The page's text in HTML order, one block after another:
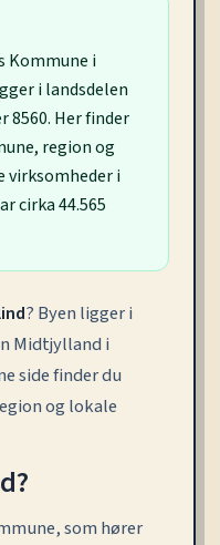
Kommune i
i landsdelen
8560. Her finder
region og
virksomheder i
cirka 44.565
? Byen ligger i
Midtjylland i
side finder du
og lokale
som hører